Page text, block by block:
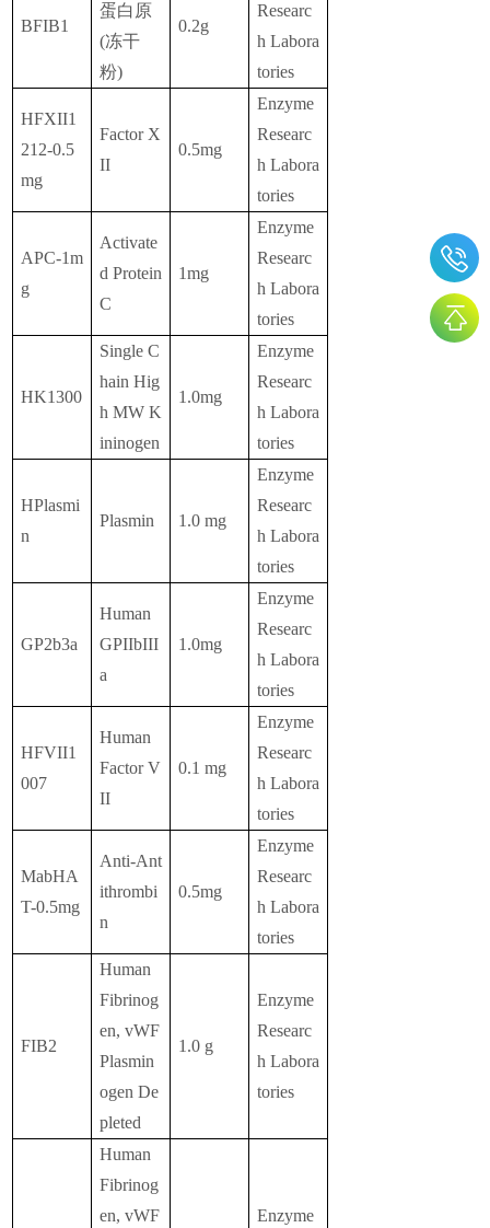
BFIB1
蛋白原
(冻干
粉)
0.2g
Researc
h Labora
tories
HFXII1
212-0.5
mg
Factor X
II
0.5mg
Enzyme
Researc
h Labora
tories
APC-1m
g
Activate
d Protein
C
1mg
Enzyme
Researc
h Labora
tories
HK1300
Single C
hain Hig
h MW K
ininogen
1.0mg
Enzyme
Researc
h Labora
tories
HPlasmi
n
Plasmin 1.0 mg
Enzyme
Researc
h Labora
tories
GP2b3a
Human
GPIIbIII
a
1.0mg
Enzyme
Researc
h Labora
tories
HFVII1
007
Human
Factor V
II
0.1 mg
Enzyme
Researc
h Labora
tories
MabHA
T-0.5mg
Anti-Ant
ithrombi
n
0.5mg
Enzyme
Researc
h Labora
tories
FIB2
Human
Fibrinog
en, vWF
Plasmin
ogen De
pleted
1.0 g
Enzyme
Researc
h Labora
tories
Human
Fibrinog
en, vWF
Enzyme